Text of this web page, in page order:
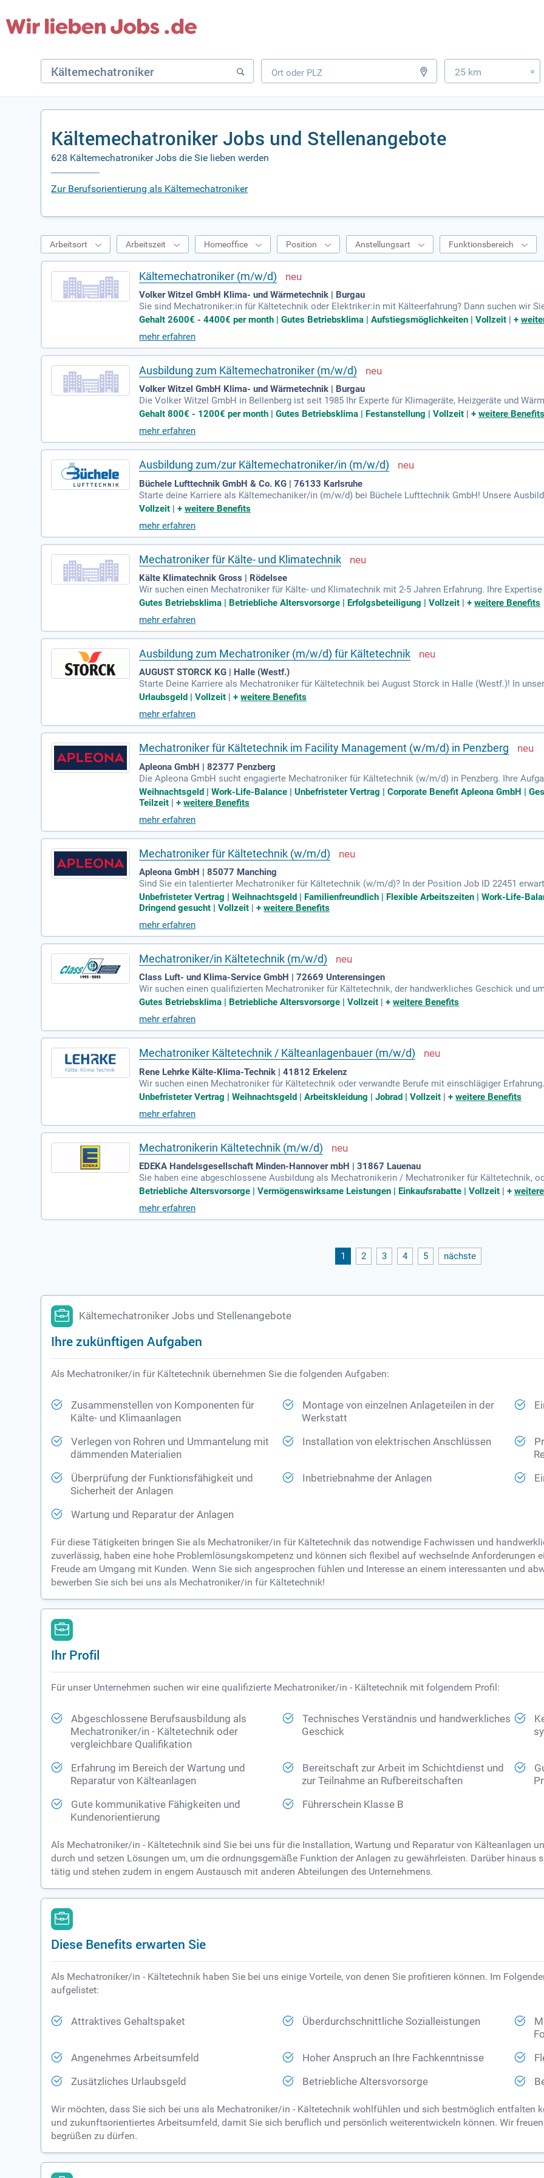
25 km »
Kältemechatroniker Jobs und Stellenangebote
628 Kältemechatroniker Jobs die Sie lieben werden
Zur Berufsorientierung als Kältemechatroniker
Arbeitsort Arbeitszeit Homeoffice Position Anstellungsart Funktionsbereich
Kältemechatroniker (m/w/d)
Volker Witzel GmbH Klima- und Wärmetechnik | Burgau
Sie sind Mechatroniker:in für Kältetechnik oder Elektriker:in mit Kälteerfahrung? Dann suchen wir
en bieten wir ein vielfältiges und anspruchsvolles Aufgabengebiet. Sie arbeiten in einem motivierten
n Gehaltspaket. Ihre Fähigkeiten können Sie durch umfassende Einarbeitung und kontinuierliche
sich jetzt, wenn Sie über gute Deutschkenntnisse und einen Führerschein der Klasse B verfügen
unseres erfolgreichen Teams und gestalten Sie Ihre Karriere aktiv mit!
Gehalt 2600€ - 4400€ per month | Gutes Betriebsklima | Aufstiegsmöglichkeiten | Vollzeit |+
mehr erfahren
Ausbildung zum Kältemechatroniker (m/w/d)
Volker Witzel GmbH Klima- und Wärmetechnik | Burgau
Die Volker Witzel GmbH in Bellenberg ist seit 1985 Ihr Experte für Klimageräte, Heizgeräte und
ösungen für Handel, Industrie und Handwerk, um effizientes Heizen, Entfeuchten und Klimatisieren
nd Kaltwassererzeuger nach Bedarf. Unser Sortiment umfasst sowohl stationäre als auch mobile
Besuchen Sie unsere moderne Servicewerkstatt für umfassende Unterstützung und perfekten
Gehalt 800€ - 1200€ per month | Gutes Betriebsklima | Festanstellung | Vollzeit |+weitere Benefits
mehr erfahren
Ausbildung zum/zur Kältemechatroniker/in (m/w/d)
Büchele Lufttechnik GmbH & Co. KG | 76133 Karlsruhe
Starte deine Karriere als Kältemechaniker/in (m/w/d) bei Büchele Lufttechnik GmbH! Unsere
ondere Highlights, die mit dem Heribert-Späth-Preis ausgezeichnet wurden. Du erlernst die Montage
Realschulabschluss oder Abitur. Freue dich auf ein familiäres Arbeitsumfeld und attraktive
erstützung für das Wohnheim.
Vollzeit |+weitere Benefits
mehr erfahren
Mechatroniker für Kälte- und Klimatechnik
Kälte Klimatechnik Gross | Rödelsee
Wir suchen einen Mechatroniker für Kälte- und Klimatechnik mit 2-5 Jahren Erfahrung. Ihre
hnik ist entscheidend. Sie übernehmen die Inbetriebnahme, Wartung und Reparatur elektronischer
forderungen motivieren Sie. Zudem möchten wir Ihr Engagement in einem dynamischen Umfeld
ngen, Zusatzleistungen und einem unterstützenden Team in einem angenehmen Arbeitsklima.
Gutes Betriebsklima | Betriebliche Altersvorsorge | Erfolgsbeteiligung | Vollzeit |+weitere Benefits
mehr erfahren
Ausbildung zum Mechatroniker (m/w/d) für Kältetechnik
AUGUST STORCK KG | Halle (Westf.)
Starte Deine Karriere als Mechatroniker für Kältetechnik bei August Storck in Halle (Westf.)! In
nlagen installieren, steuern und warten. Wir unterstützen Dich persönlich und fördern eine lockere,
rüfungen durchführst. Sicherheit und Planung stehen dabei an erster Stelle. Bewirb Dich jetzt und
Kältetechnik!
Urlaubsgeld | Vollzeit |+weitere Benefits
mehr erfahren
Mechatroniker für Kältetechnik im Facility Management (w/m/d) in Penzberg
Apleona GmbH | 82377 Penzberg
Die Apleona GmbH sucht engagierte Mechatroniker für Kältetechnik (w/m/d) in Penzberg. Ihre
on Kälte- und Klimaanlagen im Facility Management. Sie betreuen die Inspektion sowie
or Ort. Zusätzlich führen Sie Reparaturen durch und beseitigen Störungen effizient. Diese Position
m technischen Facility Management voranzutreiben!
Weihnachtsgeld | Work-Life-Balance | Unbefristeter Vertrag | Corporate Benefit Apleona GmbH |
Teilzeit |+weitere Benefits
mehr erfahren
Mechatroniker für Kältetechnik (w/m/d)
Apleona GmbH | 85077 Manching
Sind Sie ein talentierter Mechatroniker für Kältetechnik (w/m/d)? In der Position Job ID 22451
ebnahme und das Bedienen von Kälte- und Klimaanlagen. Zudem führen Sie Wartungs- und
che Störungen. Wenn Sie Freude daran haben, Gebäude effizient am Laufen zu halten, sind Sie bei
ssene Berufsausbildung und erste Berufserfahrung mit. Bewerben Sie sich jetzt und werden Sie Teil
agement!
Unbefristeter Vertrag | Weihnachtsgeld | Familienfreundlich | Flexible Arbeitszeiten | Work-Life-
Dringend gesucht | Vollzeit |+weitere Benefits
mehr erfahren
Mechatroniker/in Kältetechnik (m/w/d)
Class Luft- und Klima-Service GmbH | 72669 Unterensingen
Wir suchen einen qualifizierten Mechatroniker für Kältetechnik, der handwerkliches Geschick und
a und Kälte mitbringt. Ein Führerschein der Klasse B ist Voraussetzung, ebenso wie eine hohe
tzplanungssystem sowie fundierte Einarbeitungs- und Schulungsprogramme unterstützen Sie.
rzeug, einem iPhone und einem Microsoft Surface Laptop. Genießen Sie 30 Tage Urlaub,
Gutes Betriebsklima | Betriebliche Altersvorsorge | Vollzeit |+weitere Benefits
mehr erfahren
Mechatroniker Kältetechnik / Kälteanlagenbauer (m/w/d)
Rene Lehrke Kälte-Klima-Technik | 41812 Erkelenz
Wir suchen einen Mechatroniker für Kältetechnik oder verwandte Berufe mit einschlägiger
er Kältetechnik sowie eine kundenorientierte Arbeitsweise mit. Flexibilität und Teamfähigkeit sind
und Problemlösefähigkeiten. Wir bieten eine leistungsgerechte Vergütung, einen unbefristeten
duelle Weiterbildungs- und Entwicklungsmöglichkeiten fördern Ihre Karriere, während Zuschläge
em Servicefahrzeug und hochwertiger Arbeitskleidung unterstützen wir Ihre eigenverantwortliche
Unbefristeter Vertrag | Weihnachtsgeld | Arbeitskleidung | Jobrad | Vollzeit |+weitere Benefits
mehr erfahren
Mechatronikerin Kältetechnik (m/w/d)
EDEKA Handelsgesellschaft Minden-Hannover mbH | 31867 Lauenau
Sie haben eine abgeschlossene Ausbildung als Mechatronikerin / Mechatroniker für Kältetechnik,
ektronikerin / Elektroniker mit vertieften Kältetechnikkenntnissen).
Betriebliche Altersvorsorge | Vermögenswirksame Leistungen | Einkaufsrabatte | Vollzeit |+
mehr erfahren
1 2 3 4 5 nächste
Kältemechatroniker Jobs und Stellenangebote
Ihre zukünftigen Aufgaben
Als Mechatroniker/in für Kältetechnik übernehmen Sie die folgenden Aufgaben:
Zusammenstellen von Komponenten für
Kälte- und Klimaanlagen
Montage von einzelnen Anlageteilen in der
Werkstatt
Verlegen von Rohren und Ummantelung mit
dämmenden Materialien
Installation von elektrischen Anschlüssen
Überprüfung der Funktionsfähigkeit und
Sicherheit der Anlagen
Inbetriebnahme der Anlagen
Wartung und Reparatur der Anlagen
Für diese Tätigkeiten bringen Sie als Mechatroniker/in für Kältetechnik das notwendige Fachwissen und
zuverlässig, haben eine hohe Problemlösungskompetenz und können sich flexibel auf wechselnde Anforderungen
Freude am Umgang mit Kunden. Wenn Sie sich angesprochen fühlen und Interesse an einem interessanten und
bewerben Sie sich bei uns als Mechatroniker/in für Kältetechnik!
Ihr Profil
Für unser Unternehmen suchen wir eine qualifizierte Mechatroniker/in - Kältetechnik mit folgendem Profil:
Abgeschlossene Berufsausbildung als
Mechatroniker/in - Kältetechnik oder
vergleichbare Qualifikation
Technisches Verständnis und handwerkliches
Geschick
Erfahrung im Bereich der Wartung und
Reparatur von Kälteanlagen
Bereitschaft zur Arbeit im Schichtdienst und
zur Teilnahme an Rufbereitschaften
Gute kommunikative Fähigkeiten und
Kundenorientierung
Führerschein Klasse B
Als Mechatroniker/in - Kältetechnik sind Sie bei uns für die Installation, Wartung und Reparatur von Kälteanlagen
durch und setzen Lösungen um, um die ordnungsgemäße Funktion der Anlagen zu gewährleisten. Darüber hinaus
tätig und stehen zudem in engem Austausch mit anderen Abteilungen des Unternehmens.
Diese Benefits erwarten Sie
Als Mechatroniker/in - Kältetechnik haben Sie bei uns einige Vorteile, von denen Sie profitieren können. Im
aufgelistet:
Attraktives Gehaltspaket Überdurchschnittliche Sozialleistungen
Angenehmes Arbeitsumfeld Hoher Anspruch an Ihre Fachkenntnisse
Zusätzliches Urlaubsgeld Betriebliche Altersvorsorge
Wir möchten, dass Sie sich bei uns als Mechatroniker/in - Kältetechnik wohlfühlen und sich bestmöglich entfalten
und zukunftsorientiertes Arbeitsumfeld, damit Sie sich beruflich und persönlich weiterentwickeln können. Wir
begrüßen zu dürfen.